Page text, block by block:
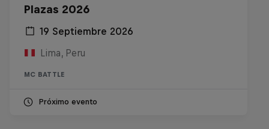
Plazas 2026
19 Septiembre 2026
Lima, Peru
MC BATTLE
Próximo evento